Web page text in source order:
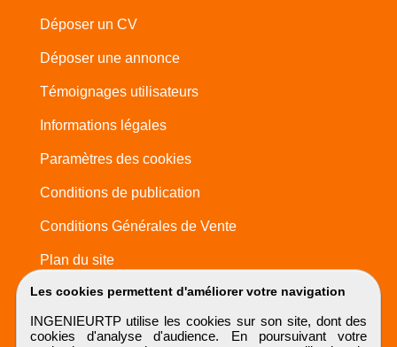
Les cookies permettent d'améliorer votre navigation
INGENIEURTP utilise les cookies sur son site, dont des
cookies d'analyse d'audience. En poursuivant votre
Déposer un CV
Déposer une annonce
Témoignages utilisateurs
Informations légales
Paramètres des cookies
Conditions de publication
Conditions Générales de Vente
Plan du site